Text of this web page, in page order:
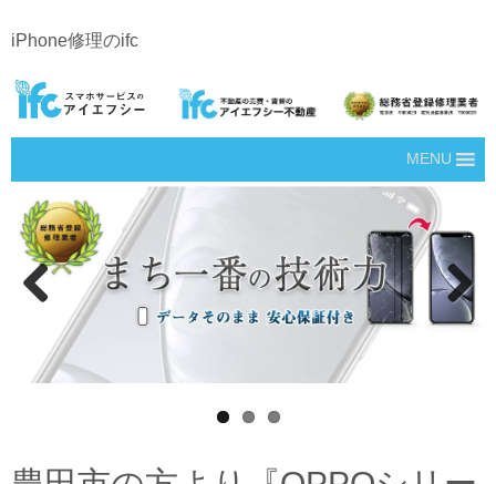
iPhone修理のifc
MENU
Next